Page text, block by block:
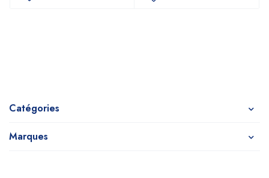
Catégories
Marques